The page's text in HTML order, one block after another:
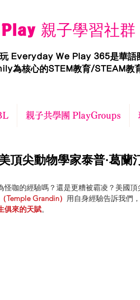
親子學習社群
Everyday We Play 365是華語
為核心的STEM教育/STEAM教
親子共學團 PlayGroups
頂尖動物學家泰普·葛蘭
咖的經驗嗎？還是更糟被霸凌？美國頂
Temple Grandin） 用自身經驗告訴我們
俱來的天賦。